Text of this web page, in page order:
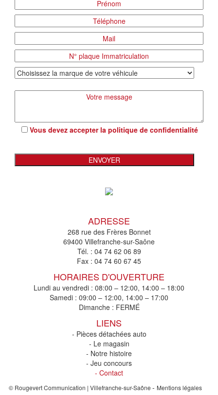
Vous devez accepter la politique de confidentialité
ADRESSE
268 rue des Frères Bonnet
69400 Villefranche-sur-Saône
Tél. : 04 74 62 06 89
Fax : 04 74 60 67 45
HORAIRES D'OUVERTURE
Lundi au vendredi : 08:00 – 12:00, 14:00 – 18:00
Samedi : 09:00 – 12:00, 14:00 – 17:00
Dimanche : FERMÉ
LIENS
- Pièces détachées auto
- Le magasin
- Notre histoire
- Jeu concours
- Contact
© Rougevert Communication | Villefranche-sur-Saône - Mentions légales